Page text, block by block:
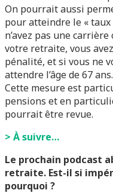
On pourrait aussi
pour atteindre le « taux
n’avez pas une
votre retraite, vous
pénalité, et si vous ne
attendre l’âge de 67 ans.
Cette mesure est
pensions et en
pourrait être revue.
> À suivre…
Le prochain podcast
retraite. Est-il si
pourquoi ?